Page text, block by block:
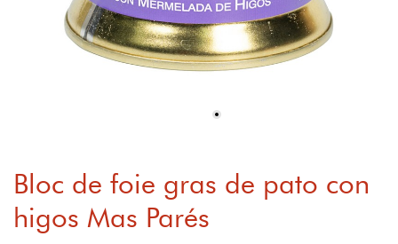
Bloc de foie gras de pato con
higos Mas Parés